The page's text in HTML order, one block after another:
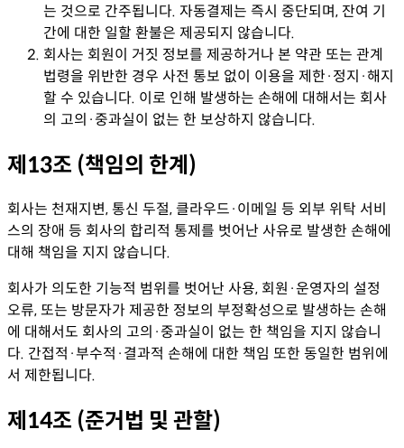
는 것으로 간주됩니다. 자동결제는 즉시 중단되며, 잔여 기
간에 대한 일할 환불은 제공되지 않습니다.
회사는 회원이 거짓 정보를 제공하거나 본 약관 또는 관계
법령을 위반한 경우 사전 통보 없이 이용을 제한·정지·해지
할 수 있습니다. 이로 인해 발생하는 손해에 대해서는 회사
의 고의·중과실이 없는 한 보상하지 않습니다.
제13조 (책임의 한계)
회사는 천재지변, 통신 두절, 클라우드·이메일 등 외부 위탁 서비
스의 장애 등 회사의 합리적 통제를 벗어난 사유로 발생한 손해에
대해 책임을 지지 않습니다.
회사가 의도한 기능적 범위를 벗어난 사용, 회원·운영자의 설정
오류, 또는 방문자가 제공한 정보의 부정확성으로 발생하는 손해
에 대해서도 회사의 고의·중과실이 없는 한 책임을 지지 않습니
다. 간접적·부수적·결과적 손해에 대한 책임 또한 동일한 범위에
서 제한됩니다.
제14조 (준거법 및 관할)